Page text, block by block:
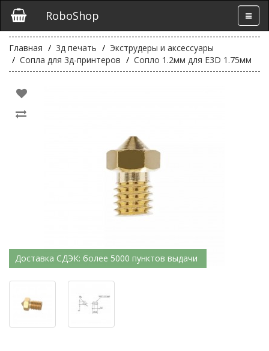
RoboShop
Главная 3д печать
Экструдеры и аксессуары
Сопла для 3д-принтеров
Сопло 1.2мм для E3D 1.75мм
Доставка СДЭК: более 5000 пунктов выдачи